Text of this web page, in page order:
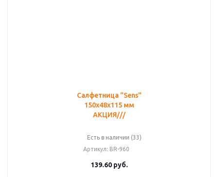
Салфетница "Sens"
150х48х115 мм
АКЦИЯ///
Есть в наличии (33)
Артикул: BR-960
139.60 руб.